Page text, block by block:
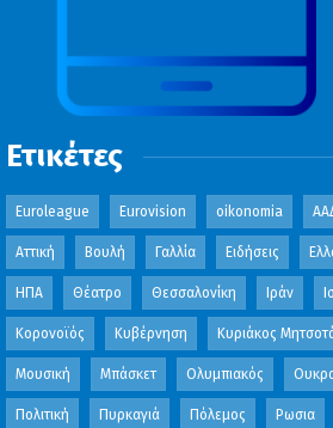
Ετικέτες
Euroleague Eurovision oikonomia
Αττική Βουλή Γαλλία Ειδήσεις
ΗΠΑ Θέατρο Θεσσαλονίκη Ιράν
Κορονοϊός Κυβέρνηση Κυριάκος
Μουσική Μπάσκετ Ολυμπιακός
Πολιτική Πυρκαγιά Πόλεμος Ρωσια